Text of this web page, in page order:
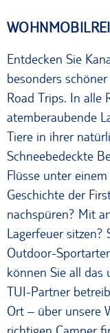
Entdecken Sie
besonders
Road Trips. In alle
atemberaubende
Tiere in ihrer
Schneebedeckte
Flüsse unter
Geschichte der
nachspüren? Mit
Lagerfeuer sitzen?
Outdoor-
können Sie all das
TUI-Partner
Ort – über unsere
richtigen Camper